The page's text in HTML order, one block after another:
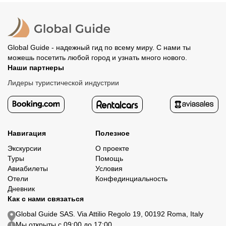
организатору напрямую не требуется.
Global Guide - надежный гид по всему миру. С нами ты
можешь посетить любой город и узнать много нового.
Наши партнеры
Лидеры туристической индустрии
Навигация
Экскурсии
Туры
Авиабилеты
Отели
Дневник
Полезное
О проекте
Помощь
Условия
Конфединциальность
Как с нами связаться
Global Guide SAS. Via Attilio Regolo 19, 00192 Roma, Italy